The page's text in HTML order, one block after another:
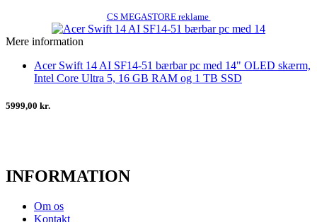
CS MEGASTORE reklame
Mere information
Acer Swift 14 AI SF14-51 bærbar pc med 14" OLED skærm,
Intel Core Ultra 5, 16 GB RAM og 1 TB SSD
5999,00 kr.
INFORMATION
Om os
Kontakt